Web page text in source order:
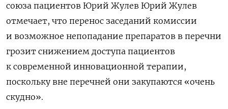
союза пациентов Юрий Жулев Юрий Жулев
отмечает, что перенос заседаний комиссии
и возможное непопадание препаратов в перечни
грозит снижением доступа пациентов
к современной инновационной терапии,
поскольку вне перечней они закупаются «очень
скудно».